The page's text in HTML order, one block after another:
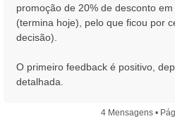
g
e
promoção de 20% de desconto
(termina hoje), pelo que ficou por
decisão).
O primeiro feedback é positivo,
detalhada.
4 Mensagens •